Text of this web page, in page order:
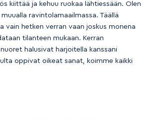
kiittää ja kehuu ruokaa lähtiessään. Olen
ravintolamaailmassa. Täällä
vain hetken verran vaan joskus monena
tilanteen mukaan. Kerran
halusivat harjoitella kanssani
oppivat oikeat sanat, koimme kaikki